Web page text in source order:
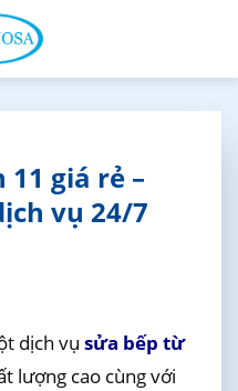
giá rẻ –
vụ 24/7
dịch vụ sửa bếp từ
lượng cao cùng với